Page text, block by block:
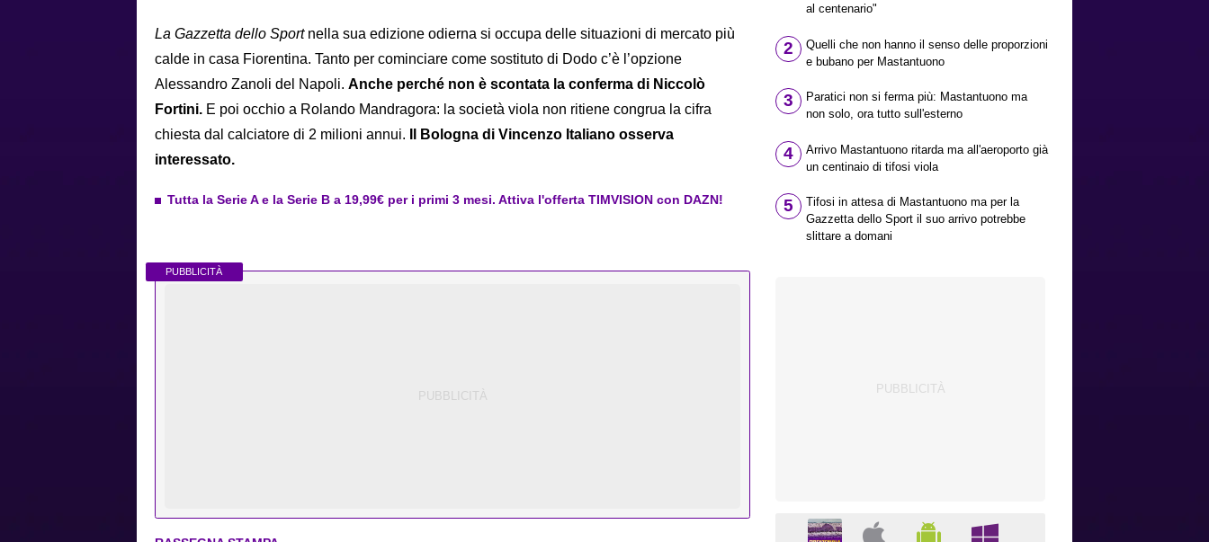
La Gazzetta dello Sportnella sua edizione odierna si occupa delle situazioni di mercato più
calde in casa Fiorentina. Tanto per cominciare come sostituto di Dodo c’è l’opzione
Alessandro Zanoli del Napoli. Anche perché non è scontata la conferma di Niccolò
Fortini. E poi occhio a Rolando Mandragora: la società viola non ritiene congrua la cifra
chiesta dal calciatore di 2 milioni annui.
Il Bologna di Vincenzo Italiano osserva
interessato.
Tutta la Serie A e la Serie B a 19,99€ per i primi 3 mesi. Attiva l'offerta TIMVISION con DAZN!
PUBBLICITÀ
al centenario"
2
Quelli che non hanno il senso delle proporzioni
e bubano per Mastantuono
3
Paratici non si ferma più: Mastantuono ma
non solo, ora tutto sull'esterno
4
Arrivo Mastantuono ritarda ma all'aeroporto già
un centinaio di tifosi viola
5
Tifosi in attesa di Mastantuono ma per la
Gazzetta dello Sport il suo arrivo potrebbe
slittare a domani